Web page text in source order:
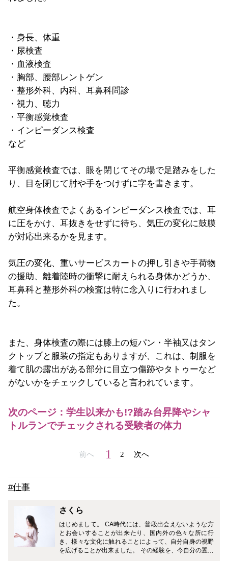
・身長、体重
・尿検査
・血液検査
・胸部、腰部レントゲン
・整形外科、内科、耳鼻科問診
・視力、聴力
・平衡感覚検査
・インピーダンス検査
など
平衡感覚検査では、眼を閉じてその場で足踏みをした
り、目を閉じて肘や手をつけずに字を書きます。
航空身体検査でよくあるインピーダンス検査では、耳
に圧をかけ、耳抜きをせずに待ち、気圧の変化に鼓膜
が対応出来るかを見ます。
気圧の変化、重いサービスカートの押し引きや手荷物
の援助、離着陸時の衝撃に耐えられる身体かどうか、
耳鼻科と整形外科の検査は特に念入りに行われまし
た。
また、身体検査の際には膝上の短パン・半袖又はタン
クトップと服装の指定もありますが、これは、制服を
着て肌の露出がある部分に目立つ傷跡やタトゥーなど
がないかをチェックしていると言われています。
次のページ：学生以来かも!?踏み台昇降やシャ
トルランでチェックされる受験者の体力
前へ 1 2 次へ
#仕事
さくら
はじめまして。 CA時代には、普段出会えないような方
とお会いすることが出来たり、国内外の色々な所に行
き、様々な文化に触れることによって、自分自身の視野
を広げることが出来ました。 その経験を、今自分の置か